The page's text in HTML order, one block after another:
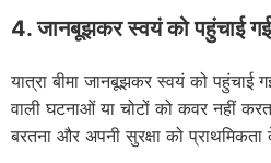
4. जानबूझकर स्वयं को पहुंचाई गई
यात्रा बीमा जानबूझकर स्वयं को पहुंचाई
वाली घटनाओं या चोटों को कवर नहीं
बरतना और अपनी सुरक्षा को प्राथमिकता